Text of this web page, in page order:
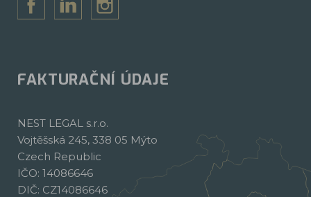
FAKTURAČNÍ ÚDAJE
NEST LEGAL s.r.o.
Vojtěšská 245, 338 05 Mýto
Czech Republic
IČO: 14086646
DIČ: CZ14086646